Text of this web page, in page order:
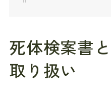
死体検案書
取り扱い